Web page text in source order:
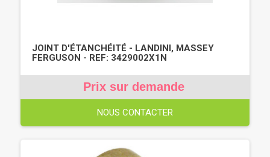
JOINT D'ÉTANCHÉITÉ - LANDINI, MASSEY
FERGUSON - REF: 3429002X1N
Prix sur demande
NOUS CONTACTER